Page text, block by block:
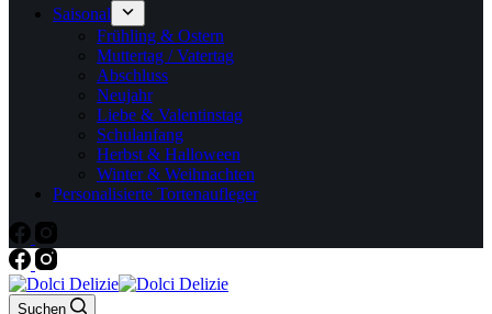
Saisonal
Frühling & Ostern
Muttertag / Vatertag
Abschluss
Neujahr
Liebe & Valentinstag
Schulanfang
Herbst & Halloween
Winter & Weihnachten
Personalisierte Tortenaufleger
Suchen